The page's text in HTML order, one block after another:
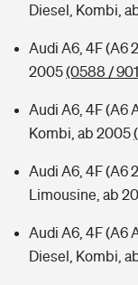
Diesel, Kombi,
Audi A6, 4F (A6
2005(0588 /
Audi A6, 4F (A6
Kombi, ab 2005
Audi A6, 4F (A6
Limousine, ab
Audi A6, 4F (A6
Diesel, Kombi,